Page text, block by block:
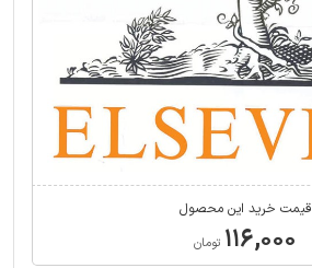
قیمت خرید این محصول
۱۱۶,۰۰۰ تومان